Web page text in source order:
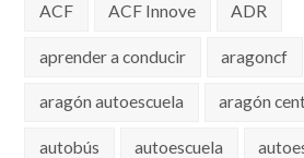
ACF ACF Innove ADR
aprender a conducir aragoncf
aragón autoescuela aragón
autobús autoescuela